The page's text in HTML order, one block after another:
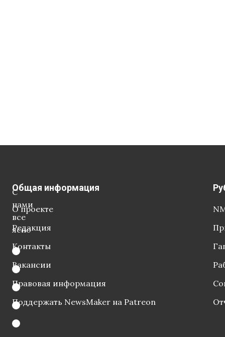
С
нами
все
ясно
Общая информация
О проекте
Редакция
Контакты
Вакансии
Правовая информация
Поддержать NewsMaker на Patreon